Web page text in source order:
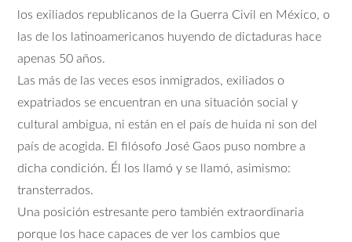
los exiliados republicanos de la Guerra Civil en México, o
las de los latinoamericanos huyendo de dictaduras hace
apenas 50 años.
Las más de las veces esos inmigrados, exiliados o
expatriados se encuentran en una situación social y
cultural ambigua, ni están en el país de huida ni son del
país de acogida. El filósofo José Gaos puso nombre a
dicha condición. Él los llamó y se llamó, asimismo:
transterrados.
Una posición estresante pero también extraordinaria
porque los hace capaces de ver los cambios que